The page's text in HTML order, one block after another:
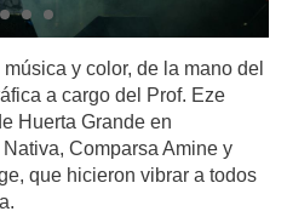
y color, de la mano del
a cargo del Prof. Eze
Huerta Grande en
Comparsa Amine y
que hicieron vibrar a todos